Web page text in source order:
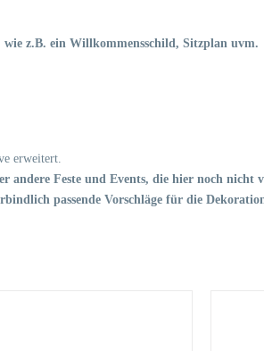
z.B. ein Willkommensschild, Sitzplan uvm.
erweitert.
andere Feste und Events, die hier noch nicht
passende Vorschläge für die